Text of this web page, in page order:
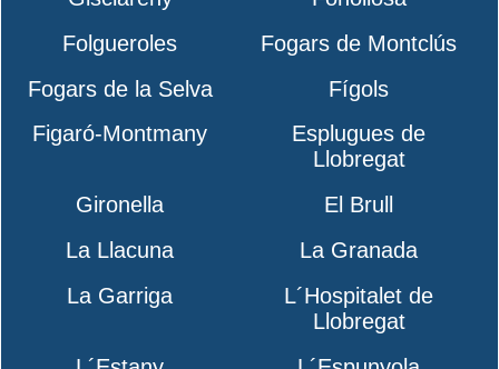
Folgueroles
Fogars de Montclús
Fogars de la Selva
Fígols
Figaró-Montmany
Esplugues de
Llobregat
Gironella
El Brull
La Llacuna
La Granada
La Garriga
L´Hospitalet de
Llobregat